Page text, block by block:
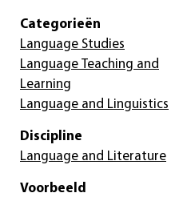
Categorieën
Language Studies
Language Teaching and
Learning
Language and Linguistics
Discipline
Language and Literature
Voorbeeld